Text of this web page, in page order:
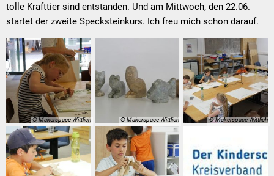
tolle Krafttier sind entstanden. Und am Mittwoch, den 22.06.
startet der zweite Specksteinkurs. Ich freu mich schon darauf.
© Makerspace Wittlich © Makerspace Wittlich © Makerspace Wittlich